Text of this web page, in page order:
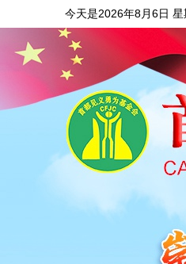
今天是2026年8月6日 星